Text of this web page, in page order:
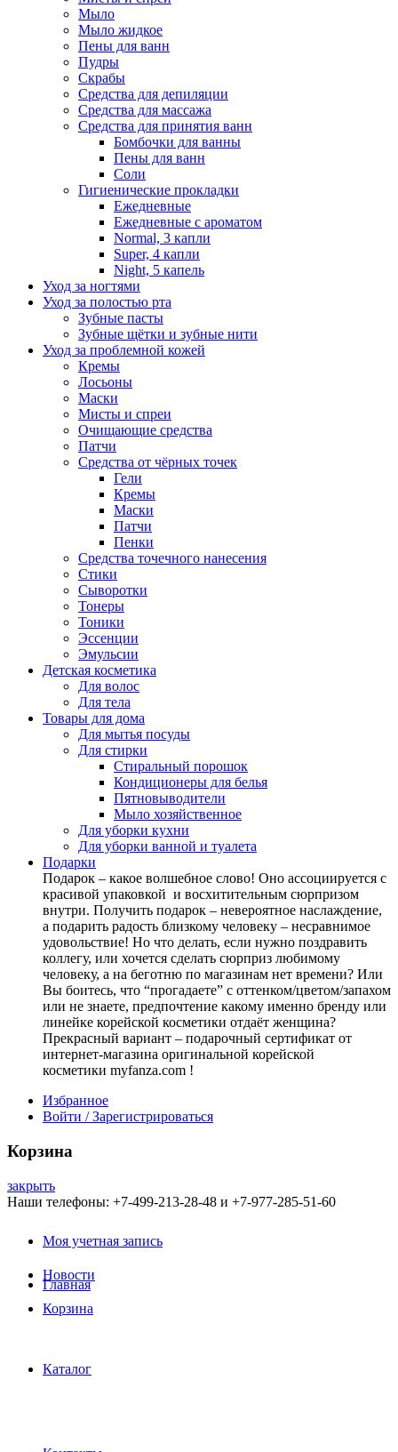
Мыло
Мыло жидкое
Пены для ванн
Пудры
Скрабы
Средства для депиляции
Средства для массажа
Средства для принятия ванн
Бомбочки для ванны
Пены для ванн
Соли
Гигиенические прокладки
Ежедневные
Ежедневные с ароматом
Normal, 3 капли
Super, 4 капли
Night, 5 капель
Уход за ногтями
Уход за полостью рта
Зубные пасты
Зубные щётки и зубные нити
Уход за проблемной кожей
Кремы
Лосьоны
Маски
Мисты и спреи
Очищающие средства
Патчи
Средства от чёрных точек
Гели
Кремы
Маски
Патчи
Пенки
Средства точечного нанесения
Стики
Сыворотки
Тонеры
Тоники
Эссенции
Эмульсии
Детская косметика
Для волос
Для тела
Товары для дома
Для мытья посуды
Для стирки
Стиральный порошок
Кондиционеры для белья
Пятновыводители
Мыло хозяйственное
Для уборки кухни
Для уборки ванной и туалета
Подарки
Подарок – какое волшебное слово! Оно ассоциируется с
красивой упаковкой и восхитительным сюрпризом
внутри. Получить подарок – невероятное наслаждение,
а подарить радость близкому человеку – несравнимое
удовольствие! Но что делать, если нужно поздравить
коллегу, или хочется сделать сюрприз любимому
человеку, а на беготню по магазинам нет времени? Или
Вы боитесь, что “прогадаете” с оттенком/цветом/запахом
или не знаете, предпочтение какому именно бренду или
линейке корейской косметики отдаёт женщина?
Прекрасный вариант – подарочный сертификат от
интернет-магазина оригинальной корейской
косметики myfanza.com !
Избранное
Войти / Зарегистрироваться
Корзина
закрыть
Наши телефоны: +7-499-213-28-48 и +7-977-285-51-60
Моя учетная запись
Новости
Корзина
Главная
Каталог